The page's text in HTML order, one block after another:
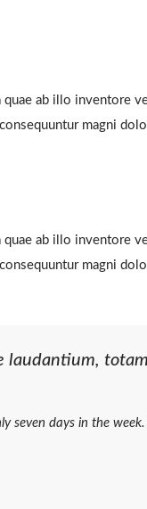
quae ab illo inventore
magni
quae ab illo inventore
magni
laudantium,
seven days in the